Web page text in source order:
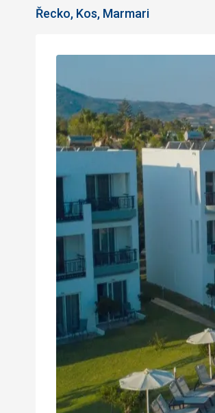
Řecko, Kos, Marmari